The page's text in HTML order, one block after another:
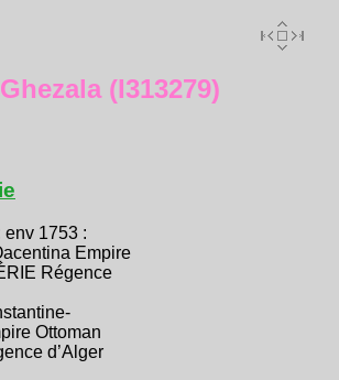
(I313279)
env 1753 :
Empire
Régence
Ottoman
d’Alger